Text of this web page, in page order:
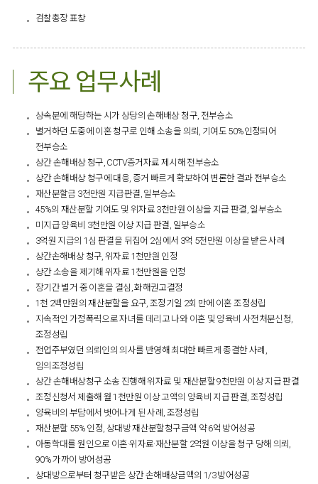
검찰총장 표창
주요 업무사례
상속분에 해당하는 시가 상당의 손해배상 청구, 전부승소
별거하던 도중에 이혼 청구로 인해 소송을 의뢰, 기여도 50%인정되어
전부승소
상간 손해배상 청구, CCTV증거자료 제시해 전부승소
상간 손해배상 청구에 대응, 증거 빠르게 확보하여 변론한 결과 전부승소
재산분할금 3천만원 지급판결, 일부승소
45%의 재산분할 기여도 및 위자료 3천만원 이상을 지급 판결, 일부승소
미지급 양육비 3천만원 이상 지급 판결, 일부승소
3억원 지급의 1심 판결을 뒤집어 2심에서 3억 5천만원 이상을 받은 사례
상간손해배상 청구, 위자료 1천만원 인정
상간 소송을 제기해 위자료 1천만원을 인정
장기간 별거 중 이혼을 결심, 화해권고결정
1천 2백만원의 재산분할을 요구, 조정기일 2회 만에 이혼 조정성립
지속적인 가정폭력으로 자녀를 데리고 나와 이혼 및 양육비 사전처분신청,
조정성립
전업주부였던 의뢰인의 의사를 반영해 최대한 빠르게 종결한 사례,
임의조정성립
상간 손해배상청구 소송 진행해 위자료 및 재산분할 9천만원 이상 지급 판결
조정신청서 제출해 월 1천만원 이상 고액의 양육비 지급 판결, 조정성립
양육비의 부담에서 벗어나게 된 사례, 조정성립
재산분할 55% 인정, 상대방 재산분할청구금액 약 6억 방어성공
아동학대를 원인으로 이혼·위자료·재산분할 2억원 이상을 청구 당해 의뢰,
90% 가까이 방어성공
상대방으로부터 청구받은 상간 손해배상금액의 1/3 방어성공​